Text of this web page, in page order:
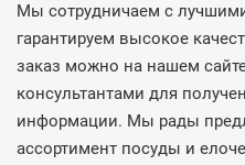
Мы сотрудничаем с
гарантируем высокое
заказ можно на нашем
консультантами для
информации. Мы рады
ассортимент посуды и